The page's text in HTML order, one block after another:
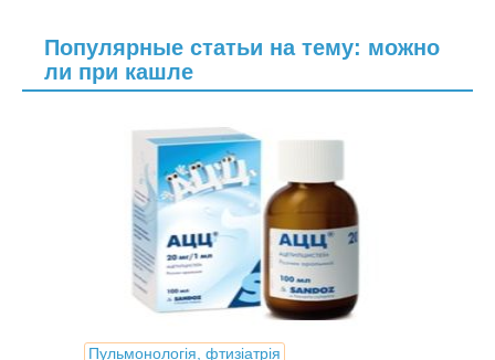
Популярные статьи на тему: можно
ли при кашле
Пульмонологія, фтизіатрія